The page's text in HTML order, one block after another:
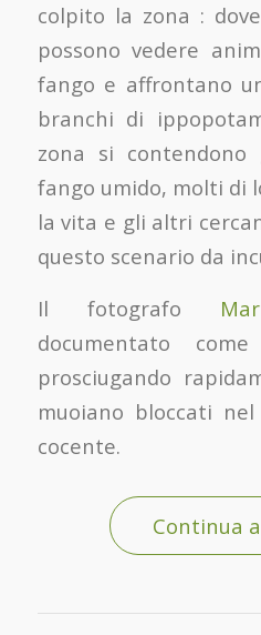
colpito la zona :
possono vedere
fango e affrontano
branchi di
zona si
fango umido, molti di
la vita e gli altri
questo scenario da
Il fotografo
documentato
prosciugando
muoiano bloccati
cocente.
Continua